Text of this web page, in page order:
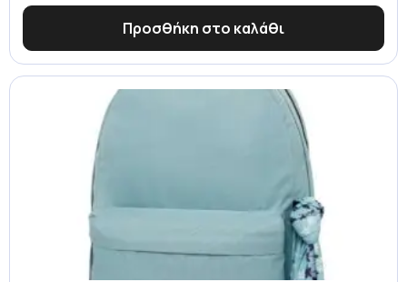
Προσθήκη στο καλάθι